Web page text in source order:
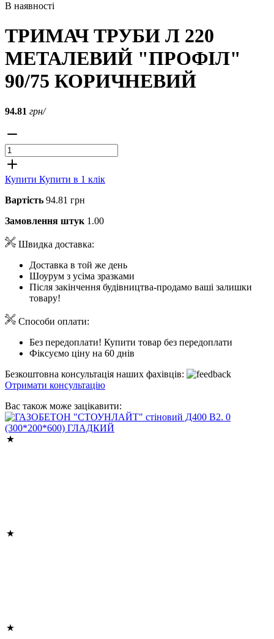
В наявності
ТРИМАЧ ТРУБИ Л 220
МЕТАЛЕВИЙ "ПРОФІЛ"
90/75 КОРИЧНЕВИЙ
94.81 грн/
Купити Купити в 1 клік
Вартість 94.81 грн
Замовлення штук 1.00
Швидка доставка:
Доставка в той же день
Шоурум з усіма зразками
Після закінчення будівництва-продамо ваші залишки
товару!
Способи оплати:
Без передоплати! Купити товар без передоплати
Фіксуємо ціну на 60 днів
Безкоштовна консультація наших фахівців:
Отримати консультацію
Вас також може зацікавити: